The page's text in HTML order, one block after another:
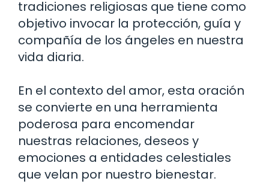
tradiciones religiosas que tiene como
objetivo invocar la protección, guía y
compañía de los ángeles en nuestra
vida diaria.
En el contexto del amor, esta oración
se convierte en una herramienta
poderosa para encomendar
nuestras relaciones, deseos y
emociones a entidades celestiales
que velan por nuestro bienestar.